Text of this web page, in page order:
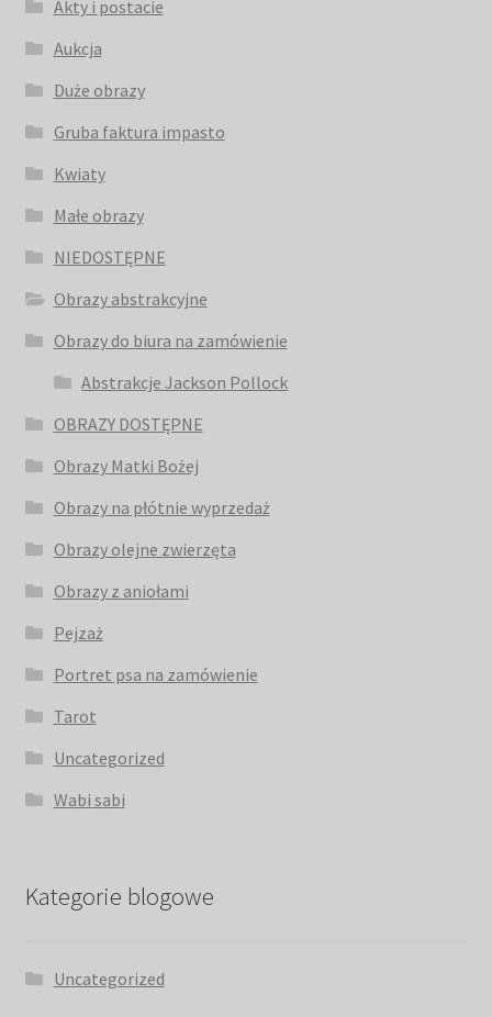
Akty i postacie
Aukcja
Duże obrazy
Gruba faktura impasto
Kwiaty
Małe obrazy
NIEDOSTĘPNE
Obrazy abstrakcyjne
Obrazy do biura na zamówienie
Abstrakcje Jackson Pollock
OBRAZY DOSTĘPNE
Obrazy Matki Bożej
Obrazy na płótnie wyprzedaż
Obrazy olejne zwierzęta
Obrazy z aniołami
Pejzaż
Portret psa na zamówienie
Tarot
Uncategorized
Wabi sabi
Kategorie blogowe
Uncategorized